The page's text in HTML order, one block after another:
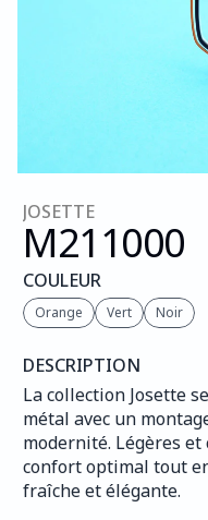
JOSETTE
M211000
COULEUR
Orange Vert Noir
DESCRIPTION
La collection Josette
métal avec un
modernité. Légères
confort optimal tout
fraîche et élégante.